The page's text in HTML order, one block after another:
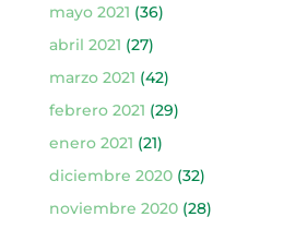
mayo 2021 (36)
abril 2021 (27)
marzo 2021 (42)
febrero 2021 (29)
enero 2021 (21)
diciembre 2020(32)
noviembre 2020(28)